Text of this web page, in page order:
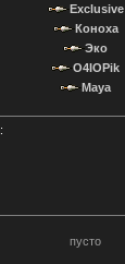
Exclusive
Коноха
Эко
O4IOPik
Maya
пусто